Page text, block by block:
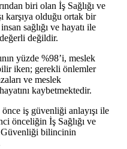
biri olan İş Sağlığı ve
karşıya olduğu ortak bir
sağlığı ve hayatı ile
değildir.
yüzde %98’i, meslek
iken; gerekli önlemler
ve meslek
kaybetmektedir.
iş güvenliği anlayışı ile
önceliğin İş Sağlığı ve
Güvenliği bilincinin